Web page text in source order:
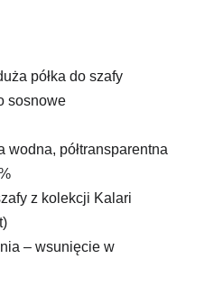
półka do szafy
sosnowe
wodna, półtransparentna
z kolekcji Kalari
– wsunięcie w